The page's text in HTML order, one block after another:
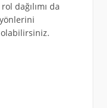
dağılımı da
olabilirsiniz.